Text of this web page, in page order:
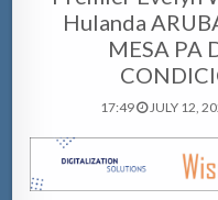
Hulanda
MESA PA
17:49 JULY 12,